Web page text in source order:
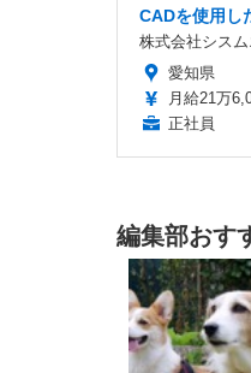
CADを使用し
株式会社シス
愛知県
月給21万
正社員
編集部おす